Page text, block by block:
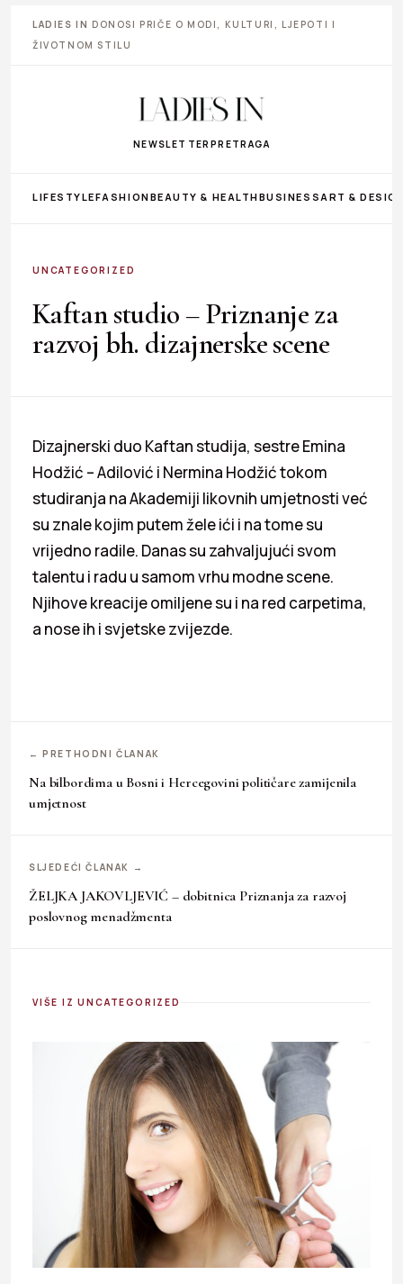
LADIES IN DONOSI PRIČE O MODI, KULTURI, LJEPOTI I
ŽIVOTNOM STILU
NEWSLETTER PRETRAGA
LIFESTYLEFASHIONBEAUTY & HEALTHBUSINESS ART &
UNCATEGORIZED
Kaftan studio – Priznanje za
razvoj bh. dizajnerske scene
Dizajnerski duo Kaftan studija, sestre Emina
Hodžić – Adilović i Nermina Hodžić tokom
studiranja na Akademiji likovnih umjetnosti već
su znale kojim putem žele ići i na tome su
vrijedno radile. Danas su zahvaljujući svom
talentu i radu u samom vrhu modne scene.
Njihove kreacije omiljene su i na red carpetima,
a nose ih i svjetske zvijezde.
← PRETHODNI ČLANAK
Na bilbordima u Bosni i Hercegovini političare zamijenila
umjetnost
SLJEDEĆI ČLANAK →
ŽELJKA JAKOVLJEVIĆ – dobitnica Priznanja za razvoj
poslovnog menadžmenta
VIŠE IZ UNCATEGORIZED